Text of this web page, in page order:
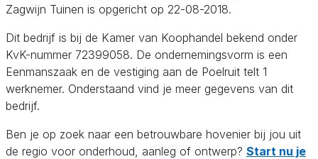
Zagwijn Tuinen is opgericht op 22-08-2018.
Dit bedrijf is bij de Kamer van Koophandel bekend onder
KvK-nummer 72399058. De ondernemingsvorm is een
Eenmanszaak en de vestiging aan de Poelruit telt 1
werknemer. Onderstaand vind je meer gegevens van dit
bedrijf.
Ben je op zoek naar een betrouwbare hovenier bij jou uit
de regio voor onderhoud, aanleg of ontwerp? Start nu je